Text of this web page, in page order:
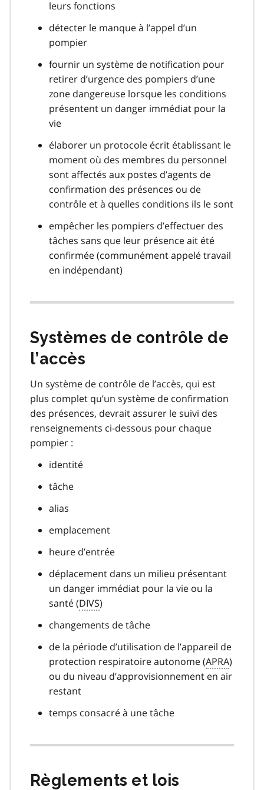
leurs fonctions
détecter le manque à l’appel d’un
pompier
fournir un système de notification pour
retirer d’urgence des pompiers d’une
zone dangereuse lorsque les conditions
présentent un danger immédiat pour la
vie
élaborer un protocole écrit établissant le
moment où des membres du personnel
sont affectés aux postes d’agents de
confirmation des présences ou de
contrôle et à quelles conditions ils le sont
empêcher les pompiers d’effectuer des
tâches sans que leur présence ait été
confirmée (communément appelé travail
en indépendant)
Systèmes de contrôle de
l’accès
Un système de contrôle de l’accès, qui est
plus complet qu’un système de confirmation
des présences, devrait assurer le suivi des
renseignements ci-dessous pour chaque
pompier :
identité
tâche
alias
emplacement
heure d’entrée
déplacement dans un milieu présentant
un danger immédiat pour la vie ou la
santé (DIVS)
changements de tâche
de la période d’utilisation de l’appareil de
protection respiratoire autonome (APRA)
ou du niveau d’approvisionnement en air
restant
temps consacré à une tâche
Règlements et lois